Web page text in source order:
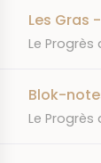
Les Gras
JOURNAL
Le Progrès
Blok-
JOURNAL
Le Progrès